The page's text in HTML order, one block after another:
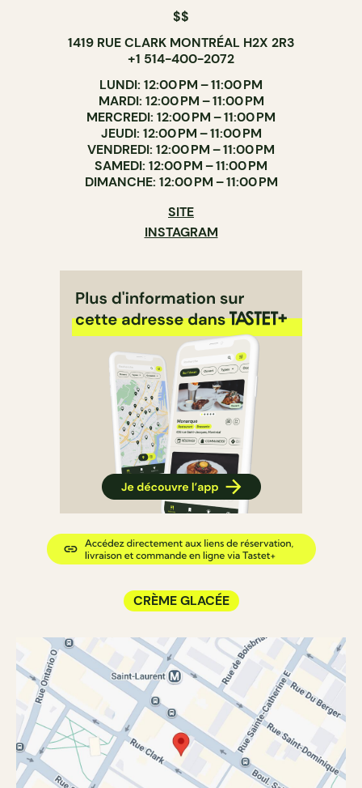
$$
1419 RUE CLARK MONTRÉAL H2X 2R3
+1 514-400-2072
LUNDI: 12:00 PM – 11:00 PM
MARDI: 12:00 PM – 11:00 PM
MERCREDI: 12:00 PM – 11:00 PM
JEUDI: 12:00 PM – 11:00 PM
VENDREDI: 12:00 PM – 11:00 PM
SAMEDI: 12:00 PM – 11:00 PM
DIMANCHE: 12:00 PM – 11:00 PM
SITE
INSTAGRAM
CRÈME GLACÉE